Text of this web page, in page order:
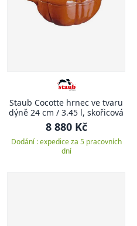
Staub Cocotte hrnec ve tvaru
dýně 24 cm / 3.45 l, skořicová
8 880 Kč
Dodání : expedice za 5 pracovních
dní